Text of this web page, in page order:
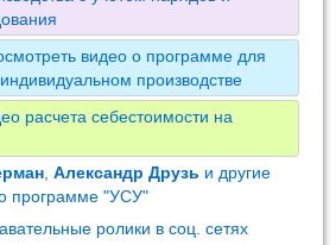
видео о программе для
индивидуальном производстве
расчета себестоимости на
,Александр Друзь и другие
программе "УСУ"
ролики в соц. сетях